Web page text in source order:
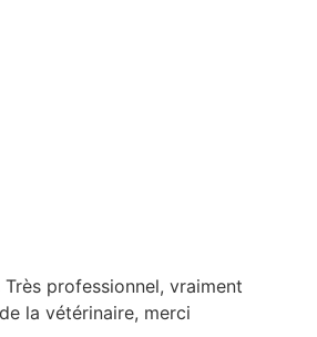
professionnel, vraiment
la vétérinaire, merci